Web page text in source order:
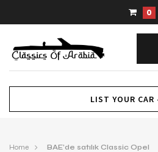
0
LIST YOUR CAR
Home BAE’de satılık Classic Opel